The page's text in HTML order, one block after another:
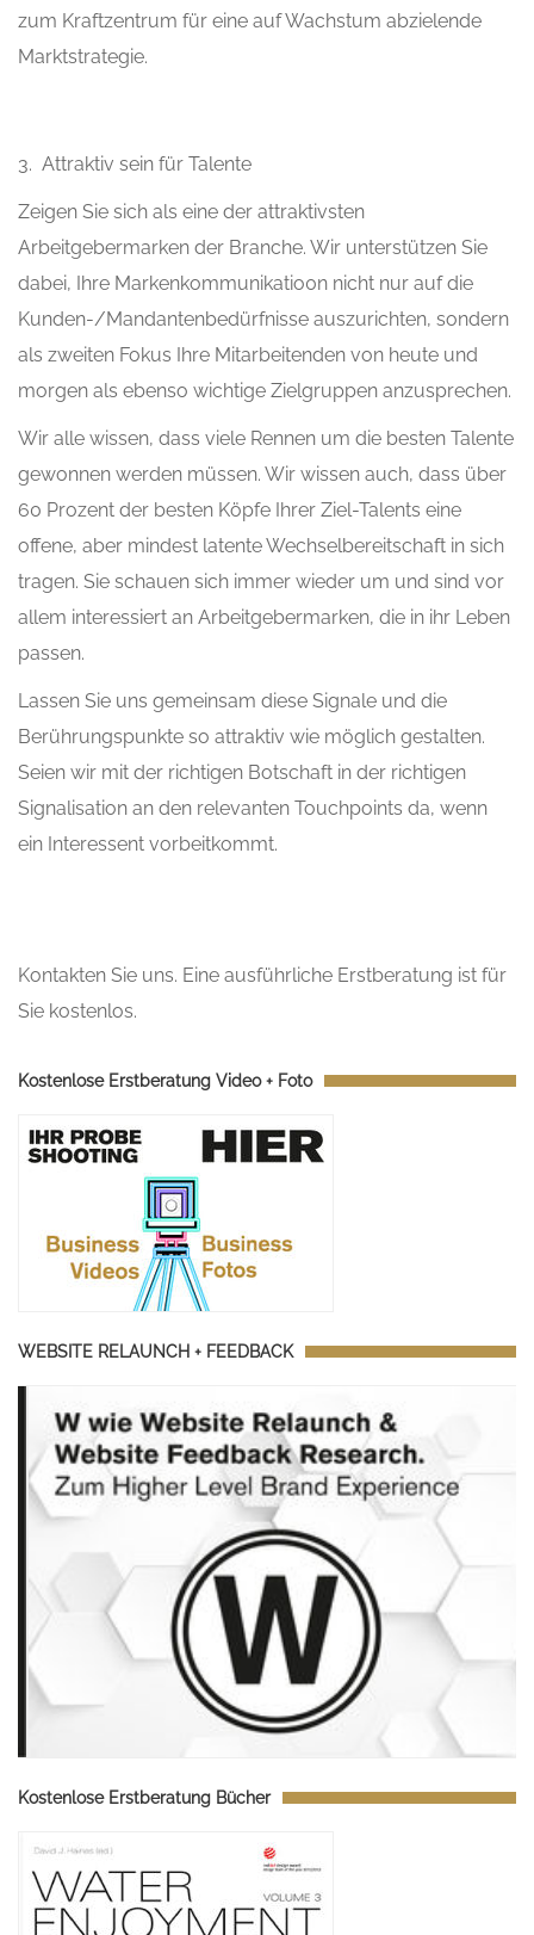
zum Kraftzentrum für eine auf Wachstum abzielende
Marktstrategie.
3. Attraktiv sein für Talente
Zeigen Sie sich als eine der attraktivsten
Arbeitgebermarken der Branche. Wir unterstützen Sie
dabei, Ihre Markenkommunikatio0n nicht nur auf die
Kunden-/Mandantenbedürfnisse auszurichten, sondern
als zweiten Fokus Ihre Mitarbeitenden von heute und
morgen als ebenso wichtige Zielgruppen anzusprechen.
Wir alle wissen, dass viele Rennen um die besten Talente
gewonnen werden müssen. Wir wissen auch, dass über
60 Prozent der besten Köpfe Ihrer Ziel-Talents eine
offene, aber mindest latente Wechselbereitschaft in sich
tragen. Sie schauen sich immer wieder um und sind vor
allem interessiert an Arbeitgebermarken, die in ihr Leben
passen.
Lassen Sie uns gemeinsam diese Signale und die
Berührungspunkte so attraktiv wie möglich gestalten.
Seien wir mit der richtigen Botschaft in der richtigen
Signalisation an den relevanten Touchpoints da, wenn
ein Interessent vorbeitkommt.
Kontakten Sie uns. Eine ausführliche Erstberatung ist für
Sie kostenlos.
Kostenlose Erstberatung Video + Foto
WEBSITE RELAUNCH + FEEDBACK
Kostenlose Erstberatung Bücher